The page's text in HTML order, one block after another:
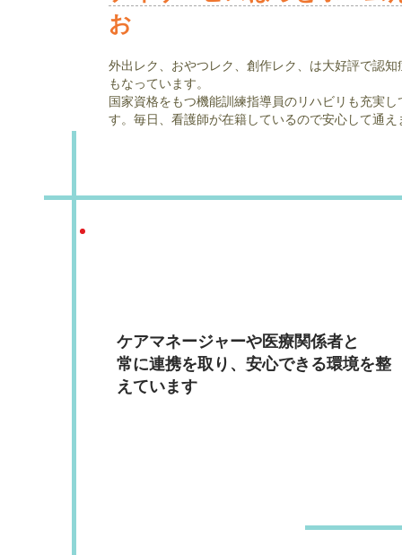
お
外出レク、おやつレク、創作レク、は大好評で認知
もなっています。
国家資格をもつ機能訓練指導員のリハビリも充実し
す。毎日、看護師が在籍しているので安心して通え
ケアマネージャーや医療関係者と
常に連携を取り、安心できる環境を整
えています